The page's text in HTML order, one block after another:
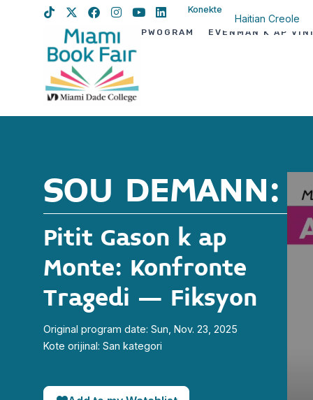
Konekte
Haitian Creole
PWOGRAM EVÈNMAN K AP
SOU DEMANN:
Pitit Gason k ap
Monte: Konfronte
Tragedi – Fiksyon
Original program date: Sun, Nov. 23, 2025
Kote orijinal: San kategori